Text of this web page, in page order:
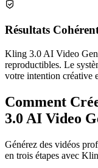
Résultats
Kling 3.0 AI Video
reproductibles. Le
votre intention créative
Comment
3.0 AI Video
Générez des vidéos
en trois étapes avec